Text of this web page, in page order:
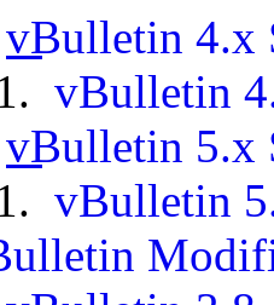
vBulletin 4.x
vBulletin
vBulletin 5.x
vBulletin